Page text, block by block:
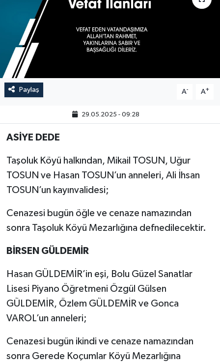
Paylaş A- A+
29.05.2025 - 09:28
ASİYE DEDE
Taşoluk Köyü halkından, Mikail TOSUN, Uğur
TOSUN ve Hasan TOSUN’un anneleri, Ali İhsan
TOSUN’un kayınvalidesi;
Cenazesi bugün öğle ve cenaze namazından
sonra Taşoluk Köyü Mezarlığına defnedilecektir.
BİRSEN GÜLDEMİR
Hasan GÜLDEMİR’in eşi, Bolu Güzel Sanatlar
Lisesi Piyano Öğretmeni Özgül Gülsen
GÜLDEMİR, Özlem GÜLDEMİR ve Gonca
VAROL’un anneleri;
Cenazesi bugün ikindi ve cenaze namazından
sonra Gerede Koçumlar Köyü Mezarlığına